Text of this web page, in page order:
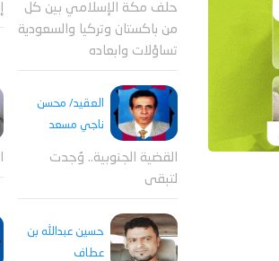
حلف مكة الإسلامي بين كل
من باكستان وتركيا والسعودية
تساؤلات وابعاده
العقيد/ محسن
ناجي مسعد
القضية الجنوبية.. وُجدت
لتبقى
حسين عبدالله بن
عطاف